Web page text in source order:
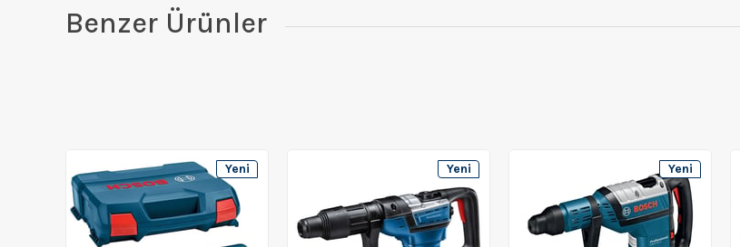
Benzer Ürünler
Yeni
Ürün
Yeni
Ürün
Yeni
Ürün